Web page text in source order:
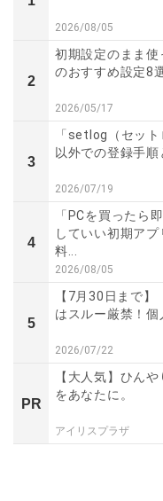
2026/08/05
2
初期設定のまま
のおすすめ設定8
2026/05/17
3
「setlog（セッ
以外での登録手順
2026/07/19
4
「PCを買ったら
していい初期ア
料...
2026/08/05
5
【7月30日まで】
はスルー厳禁！個
2026/07/22
PR
【大人気】ひん
をあなたに。
アイリスプラザ